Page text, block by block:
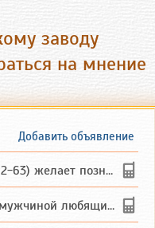
заводу
на мнение
Добавить объявление
с одиноким, добродушным, без вредных ...
и петь на родном чувашском языке